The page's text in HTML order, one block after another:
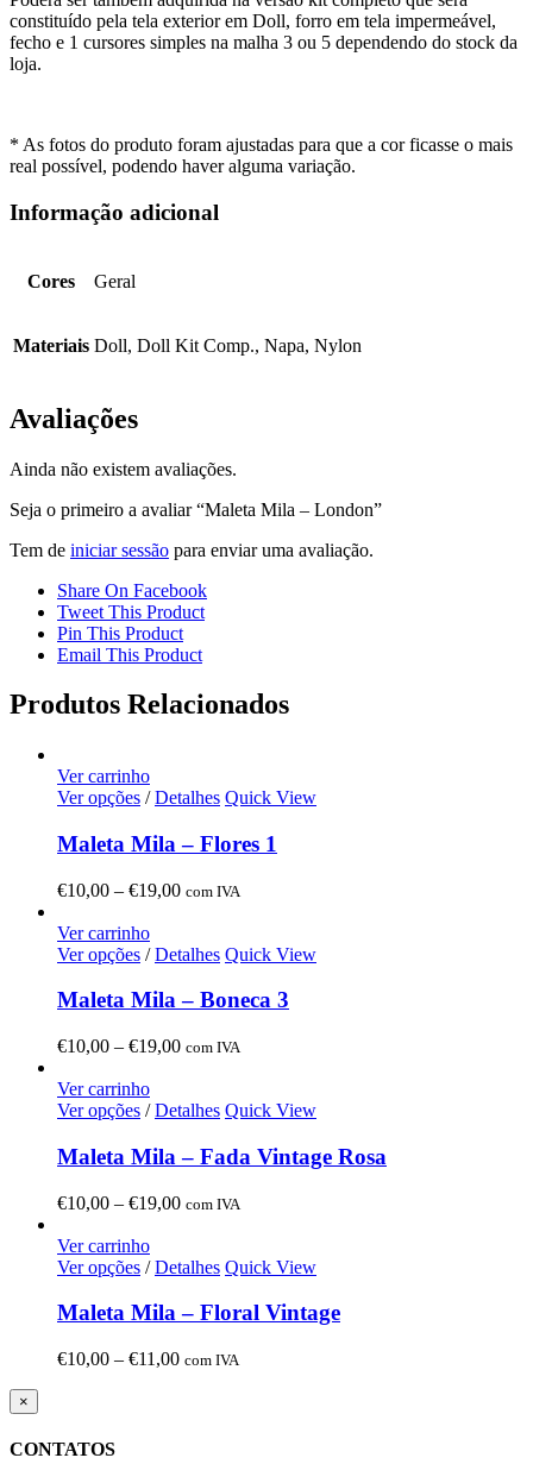
constituído pela tela exterior em Doll, forro em tela impermeável,
fecho e 1 cursores simples na malha 3 ou 5 dependendo do stock da
loja.
* As fotos do produto foram ajustadas para que a cor ficasse o mais
real possível, podendo haver alguma variação.
Informação adicional
Cores Geral
Materiais Doll, Doll Kit Comp., Napa, Nylon
Avaliações
Ainda não existem avaliações.
Seja o primeiro a avaliar “Maleta Mila – London”
Tem de iniciar sessão para enviar uma avaliação.
Share On Facebook
Tweet This Product
Pin This Product
Email This Product
Produtos Relacionados
Ver carrinho
Ver opções / Detalhes Quick View
Maleta Mila – Flores 1
€10,00 – €19,00Price
through
com IVA
Ver carrinho
Ver opções / Detalhes Quick View
Maleta Mila – Boneca 3
€10,00 – €19,00Price
through
com IVA
Ver carrinho
Ver opções / Detalhes Quick View
Maleta Mila – Fada Vintage Rosa
€10,00 – €19,00Price
through
com IVA
Ver carrinho
Ver opções / Detalhes Quick View
Maleta Mila – Floral Vintage
€10,00 – €11,00Price
com IVA
Close
product
view
×
CONTATOS